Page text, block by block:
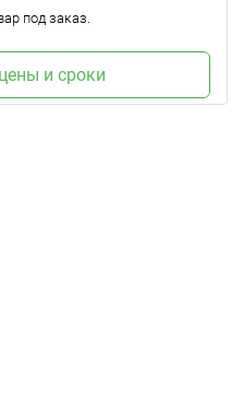
под заказ.
и сроки